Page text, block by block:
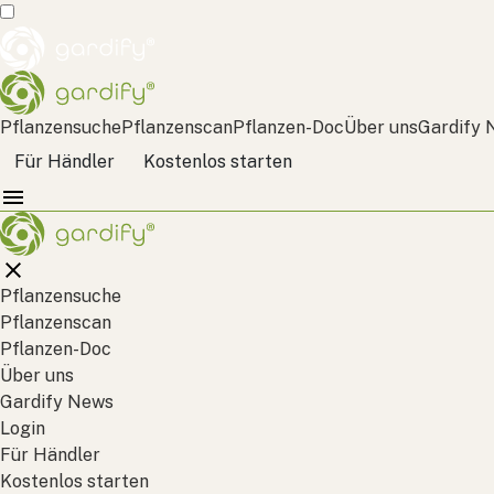
PflanzensuchePflanzenscanPflanzen-DocÜber unsGardify
Für Händler
Kostenlos starten
Pflanzensuche
Pflanzenscan
Pflanzen-Doc
Über uns
Gardify News
Login
Für Händler
Kostenlos starten